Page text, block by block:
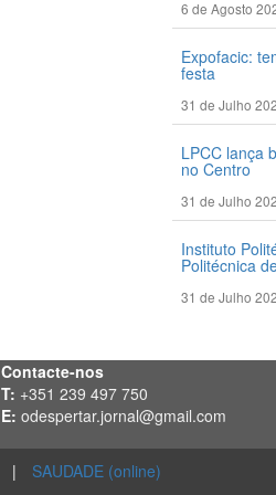
6 de Agosto
Expofacic:
festa
31 de Julho
LPCC lança
no Centro
31 de Julho
Instituto
Politécnica
31 de Julho
Contacte-nos
T: +351 239 497 750
E: odespertar.jornal@gmail.com
| SAUDADE (online)